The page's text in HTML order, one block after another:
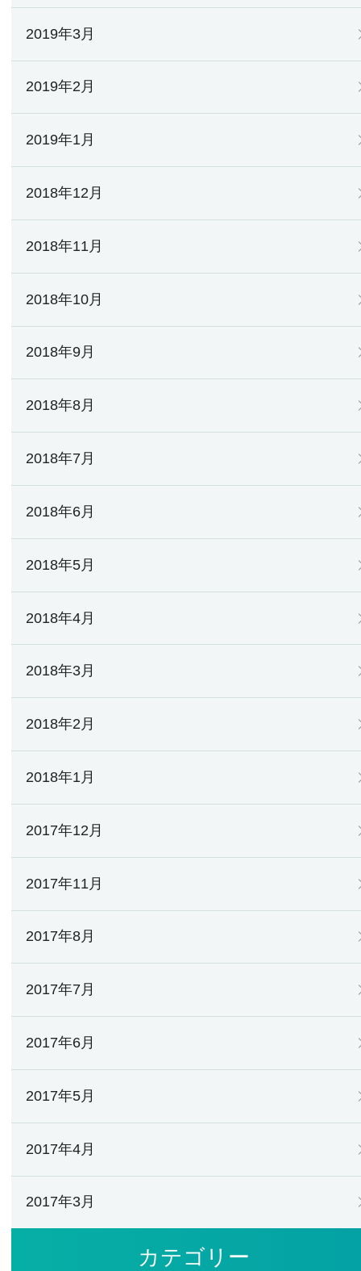
2019年3月
2019年2月
2019年1月
2018年12月
2018年11月
2018年10月
2018年9月
2018年8月
2018年7月
2018年6月
2018年5月
2018年4月
2018年3月
2018年2月
2018年1月
2017年12月
2017年11月
2017年8月
2017年7月
2017年6月
2017年5月
2017年4月
2017年3月
カテゴリー